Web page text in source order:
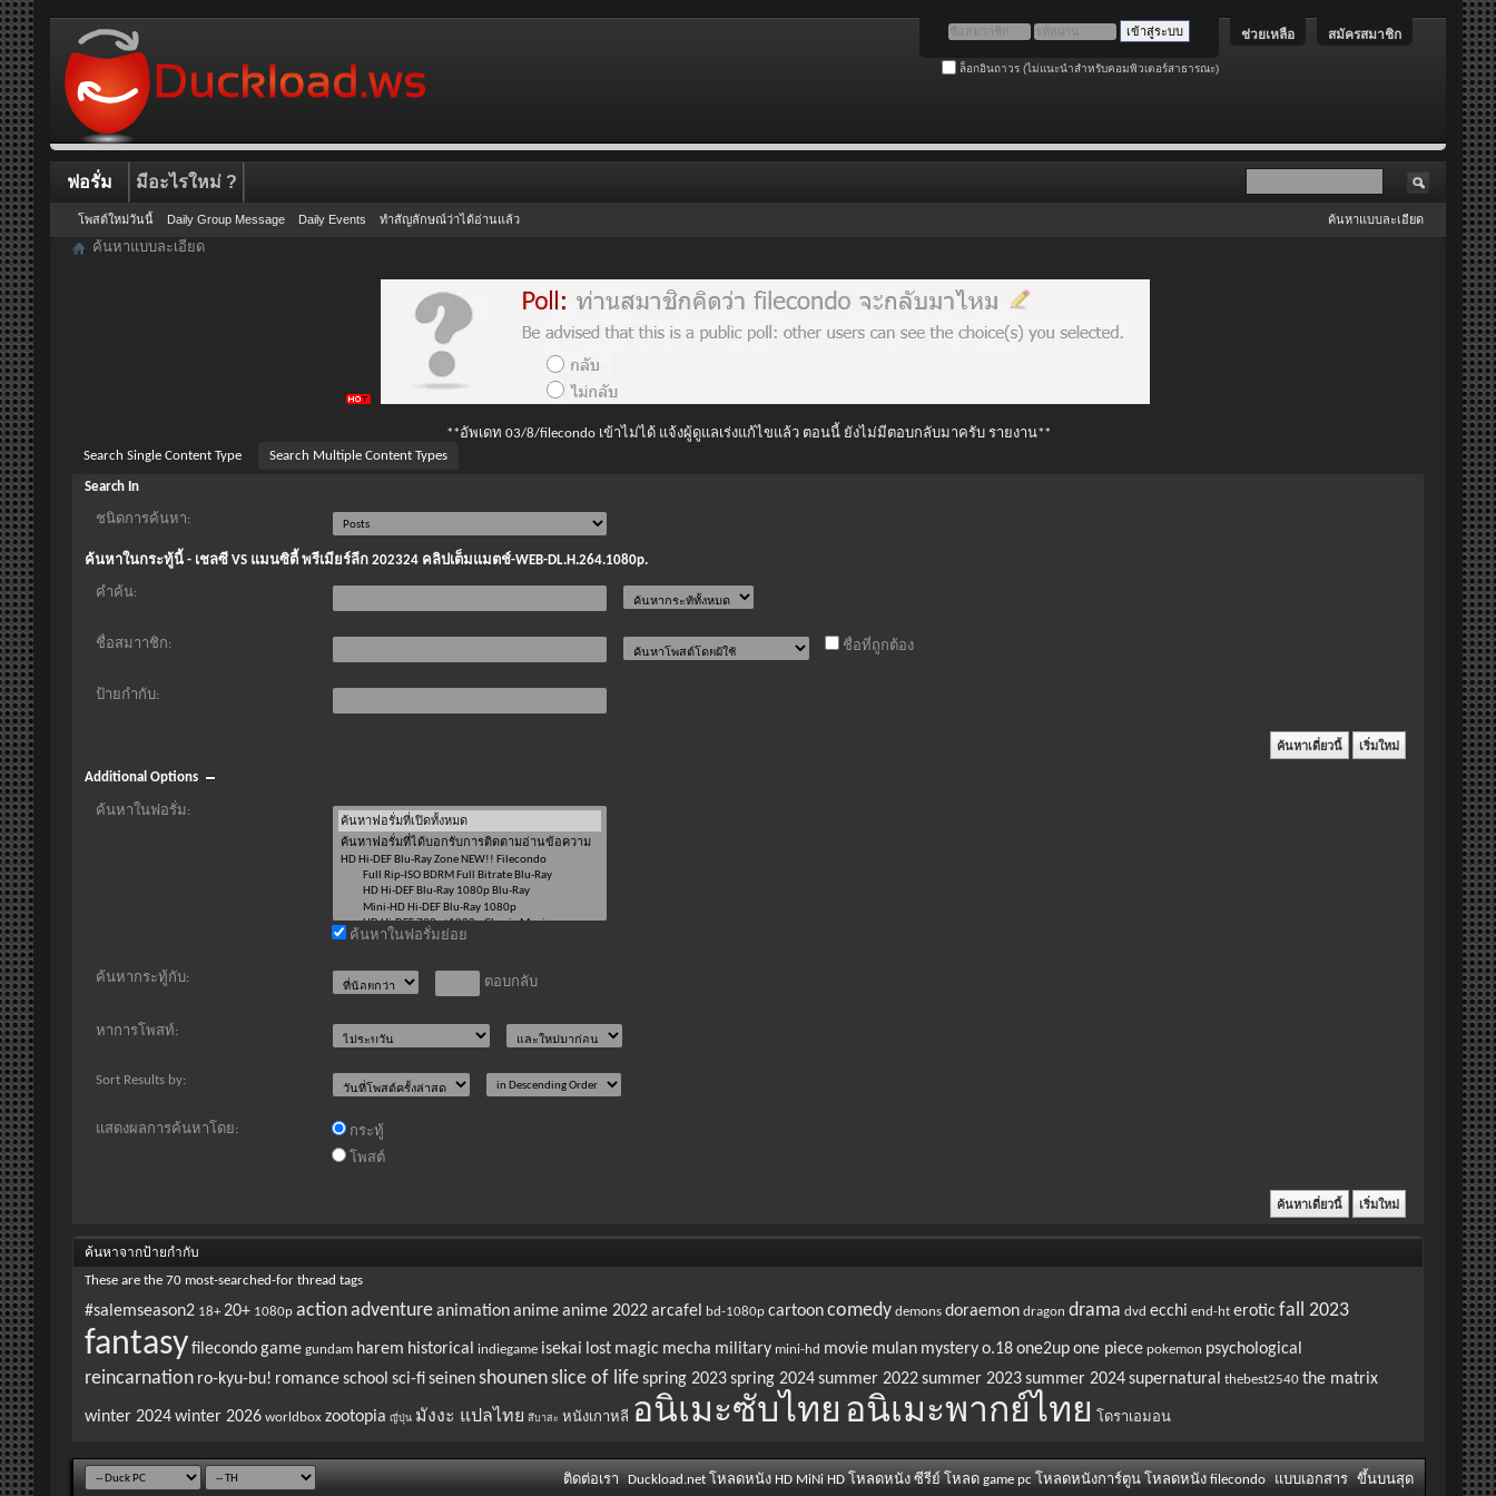
สมัครสมาชิก
ช่วยเหลือ
ล็อกอินถาวร (ไม่แนะนำสำหรับคอมพิวเตอร์สาธารณะ)
ฟอรั่ม มีอะไรใหม่ ?
โพสต์ใหม่วันนี้ Daily Group Message Daily Events ทำสัญลักษณ์ว่าได้อ่านแล้ว ค้นหาแบบละเอียด
ค้นหาแบบละเอียด
**อัพเดท 03/8/filecondo เข้าไม่ได้ แจ้งผู้ดูแลเร่งแก้ไขแล้ว ตอนนี้ ยังไม่มีตอบกลับมาครับ รายงาน**
Search Single Content Type
Search Multiple Content Types
Search In
ชนิดการค้นหา:
ค้นหาในกระทู้นี้ - เชลซี VS แมนซิตี้ พรีเมียร์ลีก 202324 คลิปเต็มแมตช์-WEB-DL.H.264.1080p.
คำค้น:
ชื่อสมาาชิก: ชื่อที่ถูกต้อง
ป้ายกำกับ:
Additional Options
ค้นหาในฟอรั่ม:
ค้นหาในฟอรั่มย่อย
ค้นหากระทู้กับ: ตอบกลับ
หาการโพสท์:
Sort Results by:
แสดงผลการค้นหาโดย:
กระทู้
โพสต์
ค้นหาจากป้ายกำกับ
These are the 70 most-searched-for thread tags
#salemseason2 18+ 20+ 1080p actionadventureanimationanimeanime 2022arcafel bd-1080p cartooncomedy demons doraemon dragon drama dvd ecchi end-ht eroticfall 2023
fantasyfilecondogame gundam harem historical indiegame isekai lost magic mecha military mini-hd movie mulan mysteryo.18one2upone piece pokemon psychological
reincarnation ro-kyu-bu! romanceschool sci-fiseinenshounenslice of lifespring 2023spring 2024summer 2022summer 2023summer 2024supernatural thebest2540 the matrix
winter 2024winter 2026 worldbox zootopia ญี่ปุ่น มังงะ แปลไทย สึบาสะ หนังเกาหลี อนิเมะซับไทย อนิเมะพากย์ไทย โดราเอมอน
ติดต่อเรา Duckload.net โหลดหนัง HD MiNi HD โหลดหนัง ซีรีย์ โหลด game pc โหลดหนังการ์ตูน โหลดหนัง filecondo แบบเอกสาร ขึ้นบนสุด